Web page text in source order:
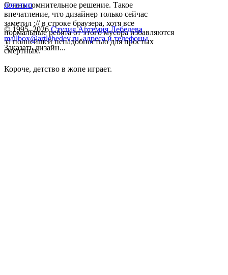
Очень сомнительное решение. Такое
впечатление, что дизайнер только сейчас
заметил :// в строке браузера, хотя все
нормальные ребята от этого мусора избавляются
за полнейшей ненадобностью для простых
смертных.
Короче, детство в жопе играет.
логотип
© 1995–2026 Студия Артемия Лебедева
mailbox@artlebedev.ru, адреса и телефоны
Заказать дизайн...